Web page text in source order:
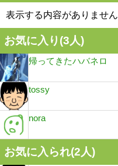
表示する内容がありません
お気に入り(3人)
帰ってきたハバネロ
tossy
nora
お気に入られ(2人)